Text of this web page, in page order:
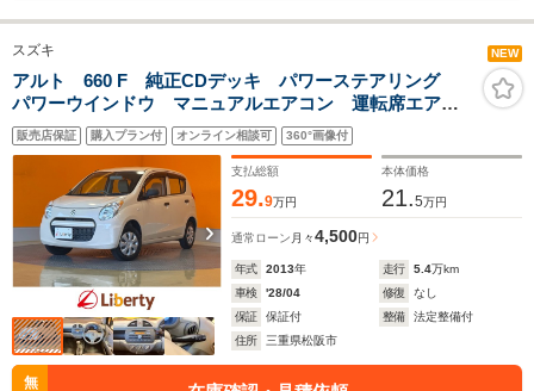
スズキ NEW
アルト 660 F 純正CDデッキ パワーステアリング
パワーウインドウ マニュアルエアコン 運転席エアバ
ック 助手席エアバッグ キーレスキー
販売店保証 購入プラン付 オンライン相談可 360°画像付
支払総額
29.9万円
本体価格
21.5万円
通常ローン 月々4,500円
年式 2013年 走行 5.4万km
車検
'28/04 修復
なし
保証
保証付 整備
法定整備付
住所
三重県松阪市
無